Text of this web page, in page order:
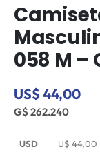
058 M –
US$ 44,00
G$ 262.240
USD U$ 44,00